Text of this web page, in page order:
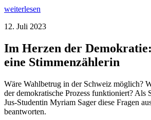
weiterlesen
12. Juli 2023
Im Herzen der
eine Stimmenzählerin
Wäre Wahlbetrug in der Schweiz möglich?
der demokratische Prozess funktioniert? Als
Jus-Studentin Myriam Sager diese Fragen
beantworten.